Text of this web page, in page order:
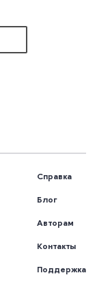
Справка
Блог
Авторам
Контакты
Поддержка